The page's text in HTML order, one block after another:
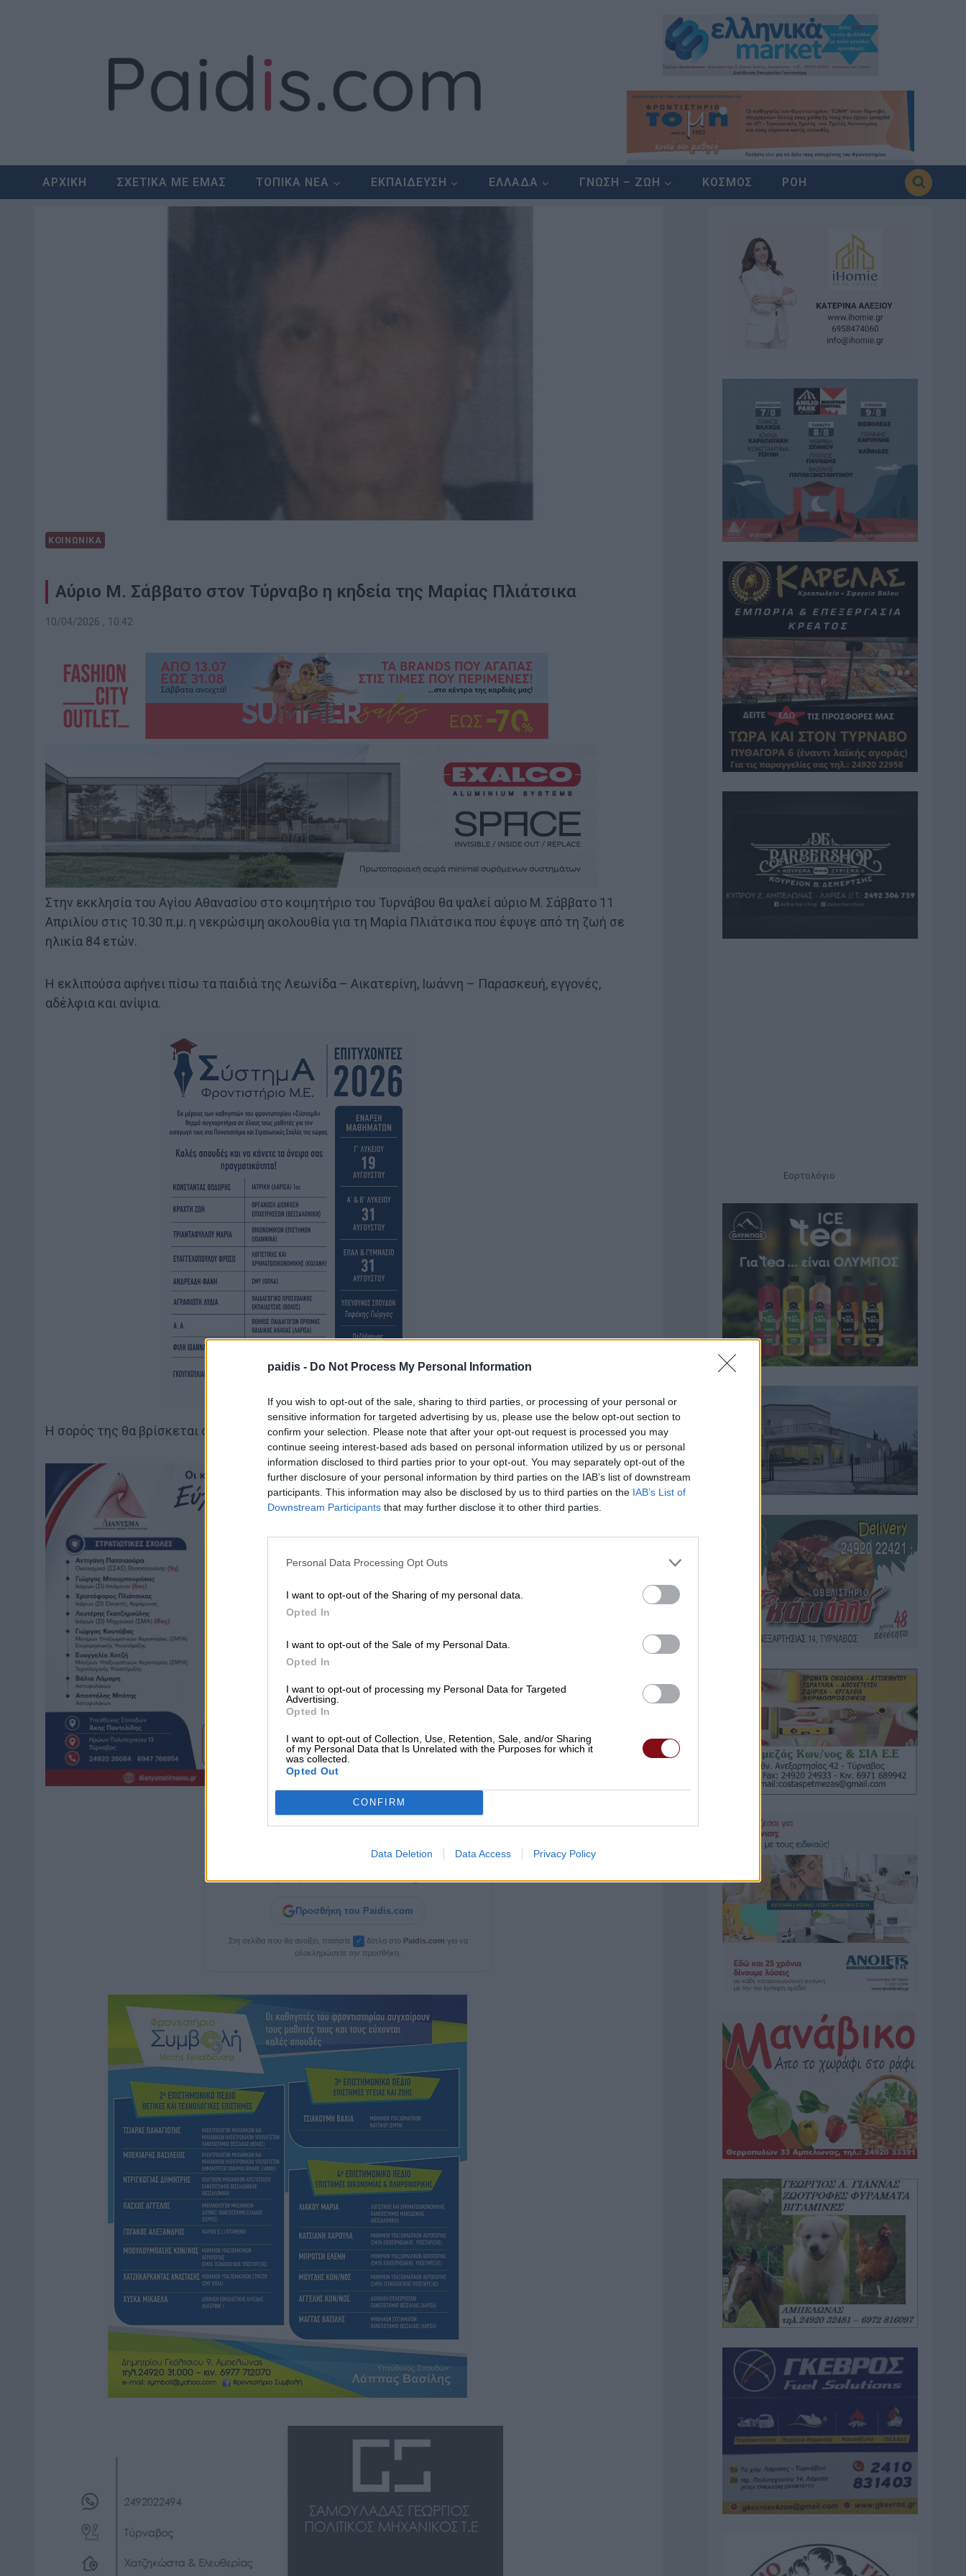
paidis - Do Not Process My Personal Information
If you wish to opt-out of the sale, sharing to third parties, or processing of your personal or
sensitive information for targeted advertising by us, please use the below opt-out section to
confirm your selection. Please note that after your opt-out request is processed you may
continue seeing interest-based ads based on personal information utilized by us or personal
information disclosed to third parties prior to your opt-out. You may separately opt-out of the
further disclosure of your personal information by third parties on the IAB’s list of downstream
participants. This information may also be disclosed by us to third parties on the IAB’s List of
Downstream Participants that may further disclose it to other third parties.
Personal Data Processing Opt Outs
I want to opt-out of the Sharing of my personal data.
Opted In
I want to opt-out of the Sale of my Personal Data.
Opted In
I want to opt-out of processing my Personal Data for Targeted
Advertising.
Opted In
I want to opt-out of Collection, Use, Retention, Sale, and/or Sharing
of my Personal Data that Is Unrelated with the Purposes for which it
was collected.
Opted Out
CONFIRM
Data Deletion Data Access Privacy Policy
ΑΡΧΙΚΗ ΣΧΕΤΙΚΑ ΜΕ ΕΜΑΣ ΤΟΠΙΚΑ ΝΕΑ ΕΚΠΑΙΔΕΥΣΗ ΕΛΛΑΔΑ ΓΝΩΣΗ – ΖΩΗ ΚΟΣΜΟΣ ΡΟΗ
ΚΟΙΝΩΝΙΚΑ
Αύριο Μ. Σάββατο στον Τύρναβο η κηδεία της Μαρίας Πλιάτσικα
10/04/2026 , 10:42
Στην εκκλησία του Αγίου Αθανασίου στο κοιμητήριο του Τυρνάβου θα ψαλεί αύριο Μ. Σάββατο 11
Απριλίου στις 10.30 π.μ. η νεκρώσιμη ακολουθία για τη Μαρία Πλιάτσικα που έφυγε από τη ζωή σε
ηλικία 84 ετών.
Η εκλιπούσα αφήνει πίσω τα παιδιά της Λεωνίδα – Αικατερίνη, Ιωάννη – Παρασκευή, εγγονές,
αδέλφια και ανίψια.
Η σορός της θα βρίσκεται στην εκκλησία στις 10.00 π.μ.
Μη χάνετε καμία σημαντική είδηση του
βλέπετε συχνότερα τις ειδήσεις μας στο Google Discover.
Προσθήκη του Paidis.com
Στη σελίδα που θα ανοίξει, πατήστε ✓ δίπλα στο Paidis.com για να
ολοκληρώσετε την προσθήκη.
Εορτολόγιο